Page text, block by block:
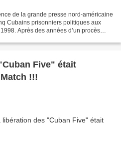
de la grande presse nord-américaine
Cubains prisonniers politiques aux
Après des années d’un procès
Five" était
!!!